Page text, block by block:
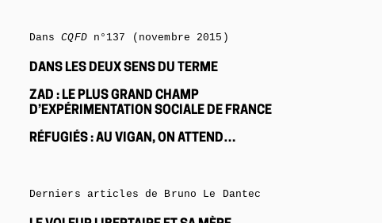
DansCQFDn°137 (novembre 2015)
DANS LES DEUX SENS DU TERME
ZAD : LE PLUS GRAND CHAMP
D’EXPÉRIMENTATION SOCIALE DE FRANCE
RÉFUGIÉS : AU VIGAN, ON ATTEND…
Derniers articles de Bruno Le Dantec